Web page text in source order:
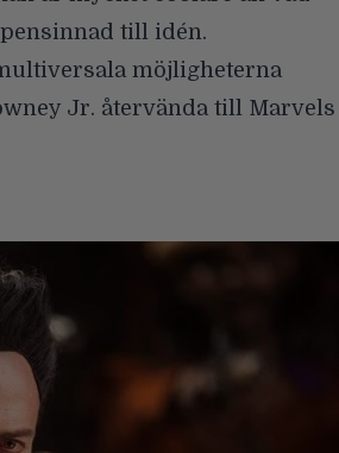
till idén.
möjligheterna
Jr. återvända till Marvels